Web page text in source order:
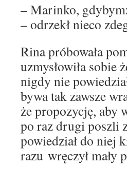
– Marinko,
– odrzekł nieco
Rina próbowała
uzmysłowiła
nigdy nie
bywa tak zawsze
że propozycję, aby
po raz drugi poszli
powiedział do niej
razu wręczył mały